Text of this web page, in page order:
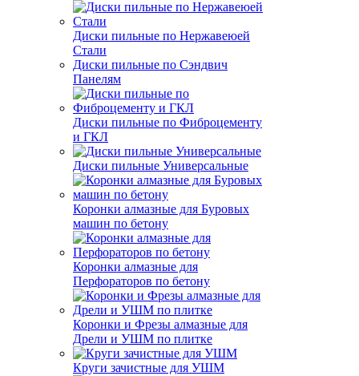
Диски пильные по Нержавеюей
Стали
Диски пильные по Сэндвич
Панелям
Диски пильные по Фиброцементу
и ГКЛ
Диски пильные Универсальные
Коронки алмазные для Буровых
машин по бетону
Коронки алмазные для
Перфораторов по бетону
Коронки и Фрезы алмазные для
Дрели и УШМ по плитке
Круги зачистные для УШМ